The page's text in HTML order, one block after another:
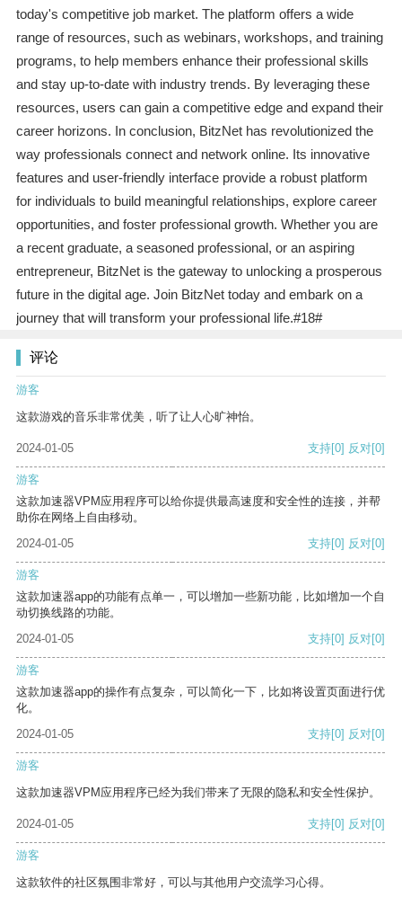
today's competitive job market. The platform offers a wide
range of resources, such as webinars, workshops, and training
programs, to help members enhance their professional skills
and stay up-to-date with industry trends. By leveraging these
resources, users can gain a competitive edge and expand their
career horizons. In conclusion, BitzNet has revolutionized the
way professionals connect and network online. Its innovative
features and user-friendly interface provide a robust platform
for individuals to build meaningful relationships, explore career
opportunities, and foster professional growth. Whether you are
a recent graduate, a seasoned professional, or an aspiring
entrepreneur, BitzNet is the gateway to unlocking a prosperous
future in the digital age. Join BitzNet today and embark on a
journey that will transform your professional life.#18#
评论
游客
这款游戏的音乐非常优美，听了让人心旷神怡。
2024-01-05 支持[0] 反对[0]
游客
这款加速器VPM应用程序可以给你提供最高速度和安全性的连接，并帮
助你在网络上自由移动。
2024-01-05
支持[0] 反对[0]
游客
这款加速器app的功能有点单一，可以增加一些新功能，比如增加一个自
动切换线路的功能。
2024-01-05
支持[0] 反对[0]
游客
这款加速器app的操作有点复杂，可以简化一下，比如将设置页面进行优
化。
2024-01-05
支持[0] 反对[0]
游客
这款加速器VPM应用程序已经为我们带来了无限的隐私和安全性保护。
2024-01-05 支持[0] 反对[0]
游客
这款软件的社区氛围非常好，可以与其他用户交流学习心得。